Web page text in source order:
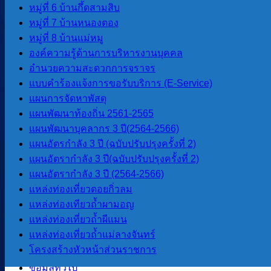
หมู่ที่ 6 บ้านกึ้ดสามสิบ
หมู่ที่ 7 บ้านหนองตอง
หมู่ที่ 8 บ้านแม่หมู
องค์ความรู้ด้านการบริหารงานบุคคล
อำนวยความสะดวกการจราจร
แบบคำร้องแจ้งการขอรับบริการ (E-Service)
แผนการจัดหาพัสดุ
แผนพัฒนาท้องถิ่น 2561-2565
แผนพัฒนาบุคลากร 3 ปี(2564-2566)
แผนอัตรกำลัง 3 ปี (ฉบับปรับปรุงครั้งที่ 2)
แผนอัตรากำลัง 3 ปี(ฉบับปรับปรุงครั้งที่ 2)
แผนอัตรากําลัง 3 ปี (2564-2566)
แหล่งท่องเที่ยวดอยกิ่วลม
แหล่งท่องเทียวถ้ำผามอญ
แหล่งท่องเที่ยวถ้ำผีแมน
แหล่งท่องเที่ยวถ้ำแม่ลางจันทร์
โครงสร้างหัวหน้าส่วนราชการ
ยินดีต้อนรับ บุคลากร สังกัดองค์การบริหา
10 กรกฎาคม 202610 กรกฎาคม 2026
… 20
นายโอฬาร ปาริฉัตรพงศ์
นายกองค์การบริหารส่วนตำบลสบป่อง
โทร 080-034-6787
เมนูหลัก
หน้าแรก
ข้อมูลทั่วไป